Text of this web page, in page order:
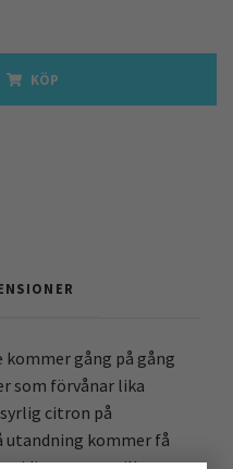
KÖP
gång på gång
som förvånar lika
citron på
utandning kommer få